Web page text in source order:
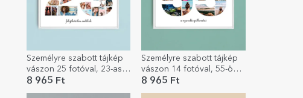
Személyre szabott tájkép
vászon 25 fotóval, 23-as
modellszámmal és
8 965 Ft
Személyre szabott tájkép
vászon 14 fotóval, 55-ös
modellszámmal és
8 965 Ft